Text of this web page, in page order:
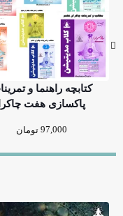
کتابچه راهنما و
پاکسازی هفت چاکرا
97,000 تومان